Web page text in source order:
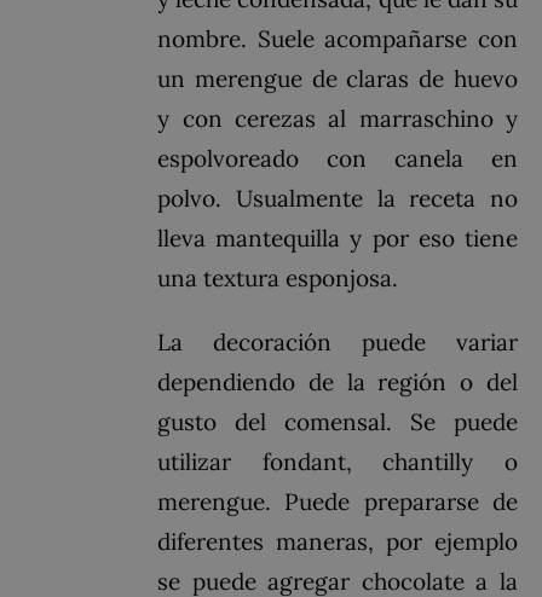
nombre. Suele acompañarse con
un merengue de claras de huevo
y con cerezas al marraschino y
espolvoreado con canela en
polvo. Usualmente la receta no
lleva mantequilla y por eso tiene
una textura esponjosa.
La decoración puede variar
dependiendo de la región o del
gusto del comensal. Se puede
utilizar fondant, chantilly o
merengue. Puede prepararse de
diferentes maneras, por ejemplo
se puede agregar chocolate a la